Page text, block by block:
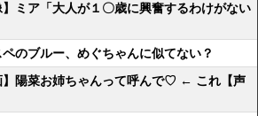
】ミア「大人が１〇歳に興奮するわけがない
ペのブルー、めぐちゃんに似てない？
】陽菜お姉ちゃんって呼んで♡ ← これ【声